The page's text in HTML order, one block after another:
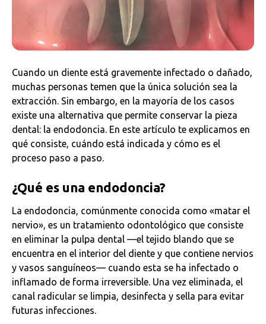
Cuando un diente está gravemente infectado o dañado,
muchas personas temen que la única solución sea la
extracción. Sin embargo, en la mayoría de los casos
existe una alternativa que permite conservar la pieza
dental: la endodoncia. En este artículo te explicamos en
qué consiste, cuándo está indicada y cómo es el
proceso paso a paso.
¿Qué es una endodoncia?
La endodoncia, comúnmente conocida como «matar el
nervio», es un tratamiento odontológico que consiste
en eliminar la pulpa dental —el tejido blando que se
encuentra en el interior del diente y que contiene nervios
y vasos sanguíneos— cuando esta se ha infectado o
inflamado de forma irreversible. Una vez eliminada, el
canal radicular se limpia, desinfecta y sella para evitar
futuras infecciones.